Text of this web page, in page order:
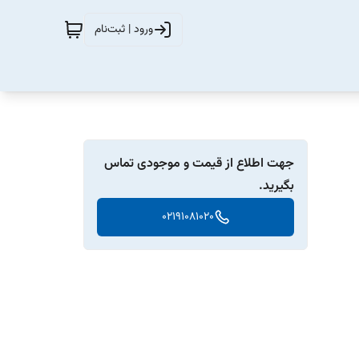
ورود | ثبت‌نام
جهت اطلاع از قیمت و موجودی تماس
بگیرید.
02191081020